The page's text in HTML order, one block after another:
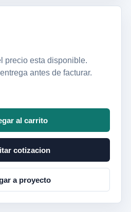
precio esta disponible.
antes de facturar.
al carrito
cotizacion
a proyecto